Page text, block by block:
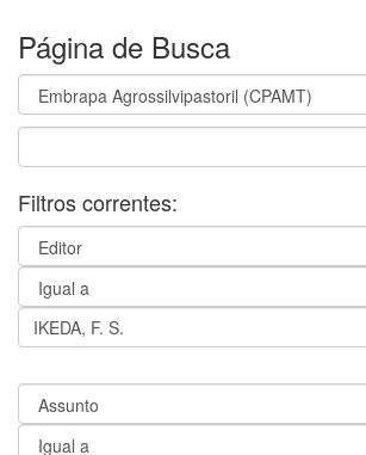
Página de Busca
Filtros correntes: